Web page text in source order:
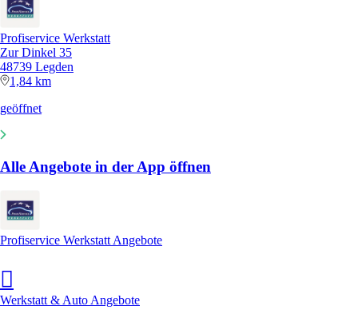
Profiservice Werkstatt
Zur Dinkel 35
48739 Legden
1,84 km
geöffnet
Alle Angebote in der App öffnen
Profiservice Werkstatt Angebote
Werkstatt & Auto Angebote